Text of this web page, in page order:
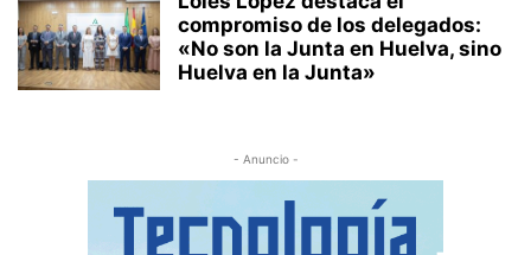
compromiso de los delegados:
«No son la Junta en Huelva, sino
Huelva en la Junta»
- Anuncio -